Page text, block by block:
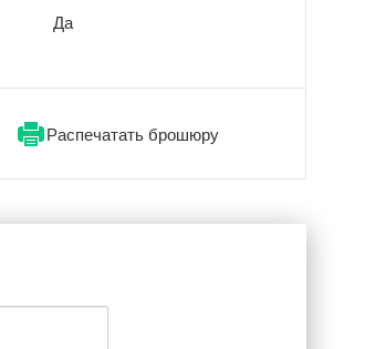
Да
Распечатать брошюру